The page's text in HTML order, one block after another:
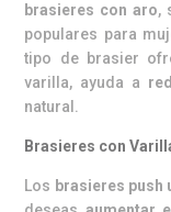
brasieres con aro,
populares para
tipo de brasier
varilla, ayuda a
natural.
Brasieres con
Los brasieres push